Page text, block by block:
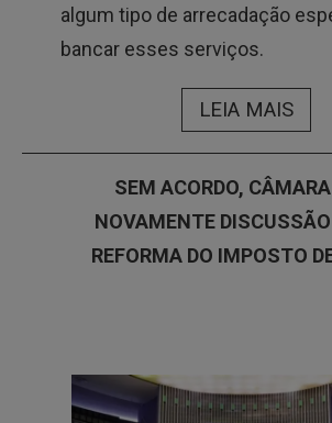
algum tipo de arrecadação
bancar esses serviços.
LEIA MAIS
SEM ACORDO,
NOVAMENTE
REFORMA DO IMPOSTO